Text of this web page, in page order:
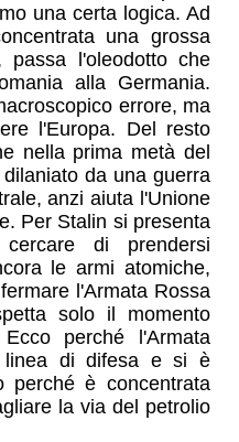
una certa logica. Ad
una grossa
passa l'oleodotto che
alla Germania.
errore, ma
l'Europa. Del resto
nella prima metà del
da una guerra
anzi aiuta l'Unione
Per Stalin si presenta
di prendersi
le armi atomiche,
l'Armata Rossa
solo il momento
perché l'Armata
di difesa e si è
perché è concentrata
la via del petrolio